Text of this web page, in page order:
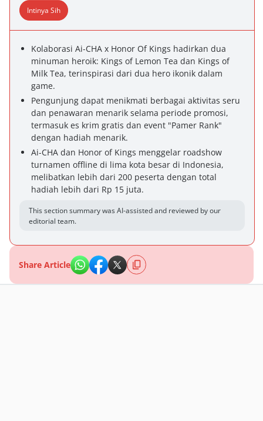
Intinya Sih
Kolaborasi Ai-CHA x Honor Of Kings hadirkan dua
minuman heroik: Kings of Lemon Tea dan Kings of
Milk Tea, terinspirasi dari dua hero ikonik dalam
game.
Pengunjung dapat menikmati berbagai aktivitas seru
dan penawaran menarik selama periode promosi,
termasuk es krim gratis dan event "Pamer Rank"
dengan hadiah menarik.
Ai-CHA dan Honor of Kings menggelar roadshow
turnamen offline di lima kota besar di Indonesia,
melibatkan lebih dari 200 peserta dengan total
hadiah lebih dari Rp 15 juta.
This section summary was AI-assisted and reviewed by our
editorial team.
Share Article